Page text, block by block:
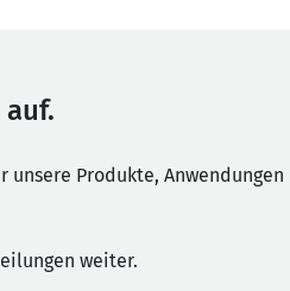
Produkte, Anwendungen
weiter.